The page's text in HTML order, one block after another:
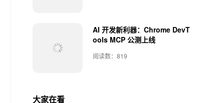
AI 开发新利器：Chrome DevT
ools MCP 公测上线
阅读数：819
大家在看